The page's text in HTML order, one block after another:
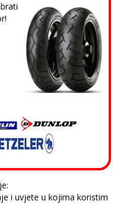
i uvjete u kojima koristim